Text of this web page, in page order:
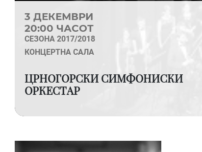
3 ДЕКЕМВРИ
20:00 ЧАСОТ
СЕЗОНА 2017/2018
КОНЦЕРТНА САЛА
ЦРНОГОРСКИ СИМФОНИСКИ
ОРКЕСТАР